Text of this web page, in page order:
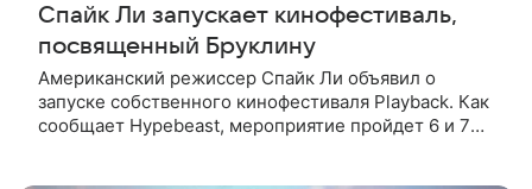
Спайк Ли запускает кинофестиваль,
посвященный Бруклину
Американский режиссер Спайк Ли объявил о
запуске собственного кинофестиваля Playback. Как
сообщает Hypebeast, мероприятие пройдет 6 и 7